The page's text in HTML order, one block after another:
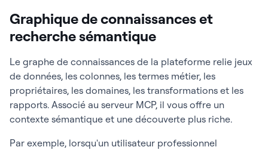
Graphique de connaissances et
recherche sémantique
Le graphe de connaissances de la plateforme relie jeux
de données, les colonnes, les termes métier, les
propriétaires, les domaines, les transformations et les
rapports. Associé au serveur MCP, il vous offre un
contexte sémantique et une découverte plus riche.
Par exemple, lorsqu'un utilisateur professionnel